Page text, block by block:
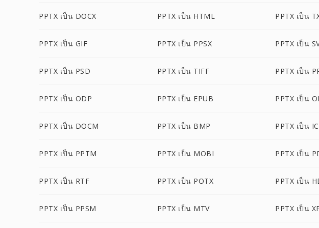
PPTX เป็น DOCX PPTX เป็น HTML PPTX เป็น
PPTX เป็น GIF PPTX เป็น PPSX PPTX เป็น
PPTX เป็น PSD PPTX เป็น TIFF PPTX เป็น
PPTX เป็น ODP PPTX เป็น EPUB PPTX เป็น
PPTX เป็น DOCM PPTX เป็น BMP PPTX เป็น
PPTX เป็น PPTM PPTX เป็น MOBI PPTX เป็น
PPTX เป็น RTF PPTX เป็น POTX PPTX เป็น
PPTX เป็น PPSM PPTX เป็น MTV PPTX เป็น